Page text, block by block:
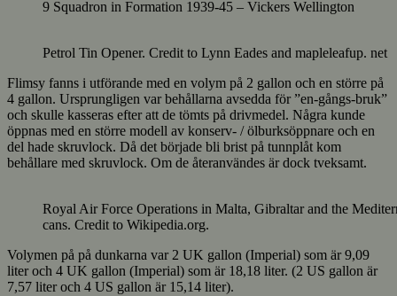
9 Squadron in Formation 1939-45 – Vickers Wellington
Petrol Tin Opener. Credit to Lynn Eades and mapleleafup. net
Flimsy fanns i utförande med en volym på 2 gallon och en större på
4 gallon. Ursprungligen var behållarna avsedda för ”en-gångs-bruk”
och skulle kasseras efter att de tömts på drivmedel. Några kunde
öppnas med en större modell av konserv- / ölburksöppnare och en
del hade skruvlock. Då det började bli brist på tunnplåt kom
behållare med skruvlock. Om de återanvändes är dock tveksamt.
Royal Air Force Operations in Malta, Gibraltar and the
cans. Credit to Wikipedia.org.
Volymen på på dunkarna var 2 UK gallon (Imperial) som är 9,09
liter och 4 UK gallon (Imperial) som är 18,18 liter. (2 US gallon är
7,57 liter och 4 US gallon är 15,14 liter).